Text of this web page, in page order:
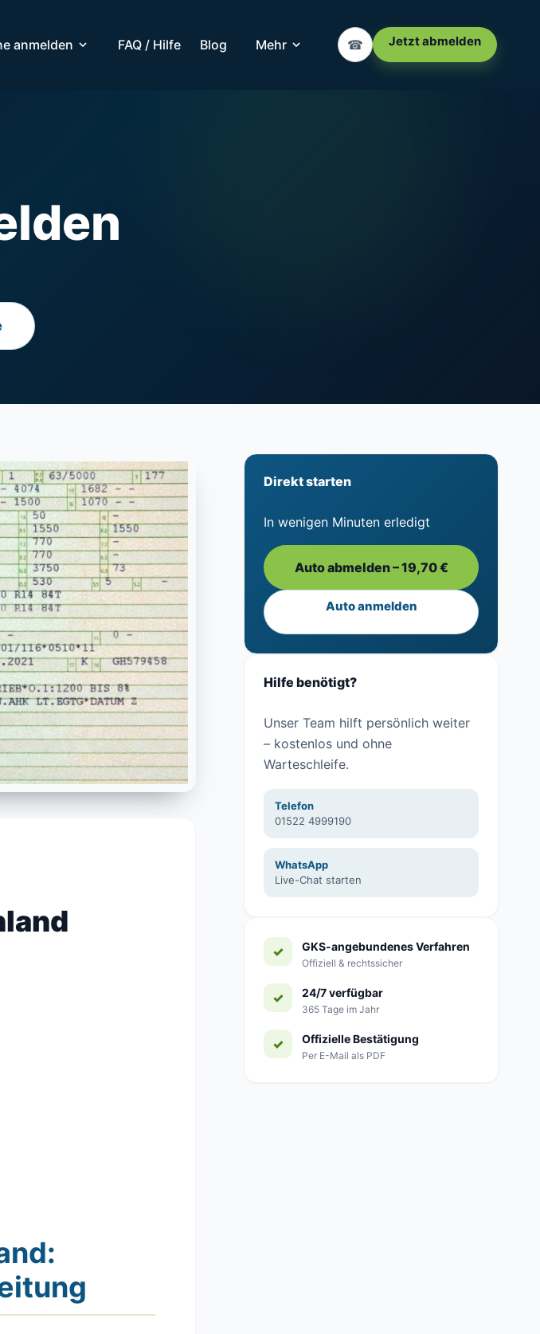
anmelden FAQ / Hilfe Blog Mehr ☎ Jetzt abmelden
Direkt starten
In wenigen Minuten erledigt
Auto abmelden – 19,70 €
Auto anmelden
Hilfe benötigt?
Unser Team hilft persönlich weiter
– kostenlos und ohne
Warteschleife.
Telefon
01522 4999190
WhatsApp
Live-Chat starten
GKS-angebundenes Verfahren
Offiziell & rechtssicher
24/7 verfügbar
365 Tage im Jahr
Offizielle Bestätigung
Per E-Mail als PDF